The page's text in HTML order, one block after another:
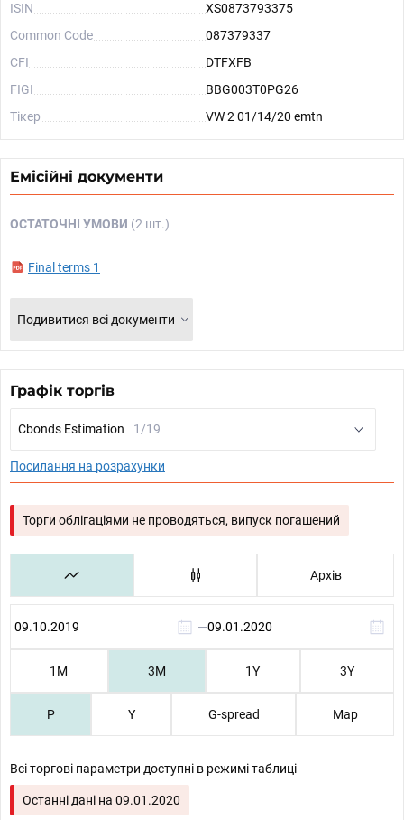
ISIN
XS0873793375
Common Code
087379337
CFI
DTFXFB
FIGI
BBG003T0PG26
Тікер
VW 2 01/14/20 emtn
Емісійні документи
ОСТАТОЧНІ УМОВИ (2 шт.)
Final terms 1
Подивитися всі документи
Графік торгів
Cbonds Estimation 1/19
Посилання на розрахунки
Торги облігаціями не проводяться, випуск погашений
Архів
—
1М 3М 1Y 3Y
P Y G-spread Map
Всі торгові параметри доступні в режимі таблиці
Останні дані на 09.01.2020